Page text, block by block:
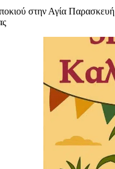
στην Αγία Παρασκευή